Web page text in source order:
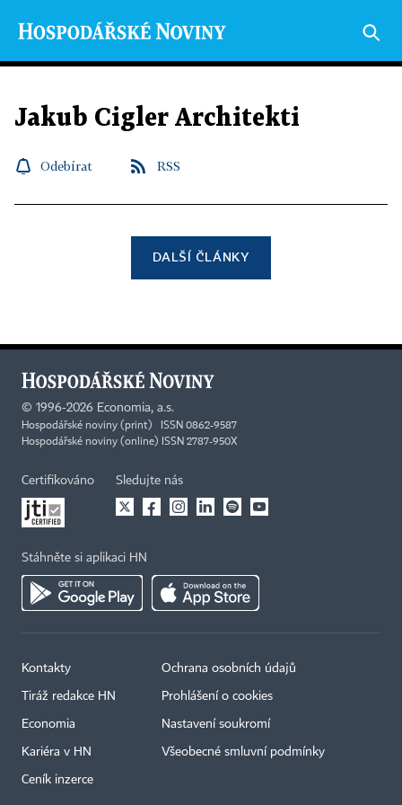
Jakub Cigler Architekti
Odebírat RSS
DALŠÍ ČLÁNKY
© 1996-2026 Economia, a.s.
Hospodářské noviny (print) ISSN 0862-9587
Hospodářské noviny (online) ISSN 2787-950X
Certifikováno Sledujte nás
Stáhněte si aplikaci HN
Kontakty
Tiráž redakce HN
Economia
Kariéra v HN
Ceník inzerce
Ochrana osobních údajů
Prohlášení o cookies
Nastavení soukromí
Všeobecné smluvní podmínky